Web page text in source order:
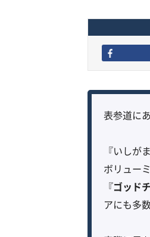
表参道に
『いしが
ボリュー
『ゴッド
アにも多